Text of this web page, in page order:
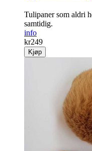
Tulipaner som aldri
samtidig.
info
kr249
Kjøp